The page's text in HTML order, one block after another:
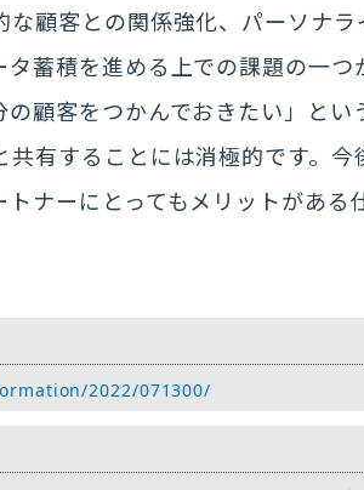
顧客との関係強化、パーソナラ
蓄積を進める上での課題の一つ
顧客をつかんでおきたい」とい
有することには消極的です。今
ナーにとってもメリットがある
2022/071300/